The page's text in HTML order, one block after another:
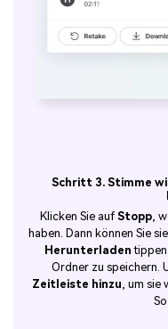
Schritt 3. Stimme
Klicken Sie aufStopp ,
haben. Dann können Sie
Herunterladen
Ordner zu speichern.
Zeitleiste hinzu , um